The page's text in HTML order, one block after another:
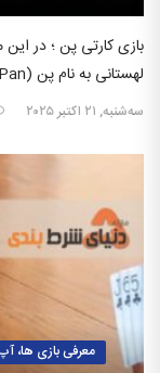
بازی کارتی پن ؛ در
لهستانی به نام پن (Pan) را آموزش دهیم. آخرین بازیکنی که…
سه‌شنبه, ۲۱ اکتبر ۲۰۲۵
معرفی بازی ها،